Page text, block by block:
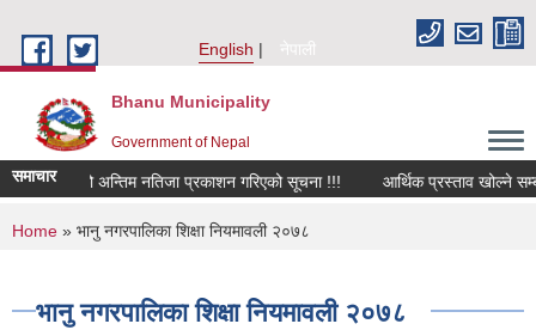
English
नेपाली
Bhanu Municipality
Government of Nepal
समाचारपदको अन्तिम नतिजा प्रकाशन गरिएको सूचना !!! आर्थिक प्रस्ताव खोल्ने
You are here
Home » भानु नगरपालिका शिक्षा नियमावली २०७८
भानु नगरपालिका शिक्षा नियमावली २०७८